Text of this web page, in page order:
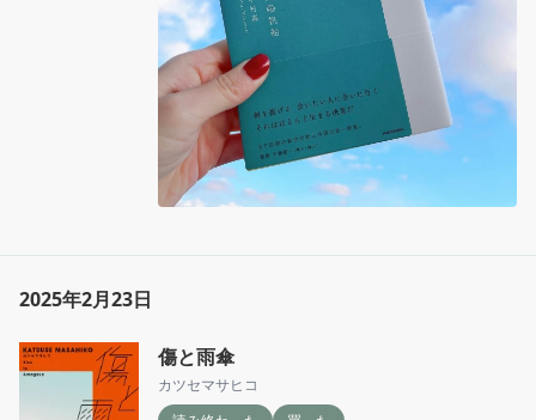
《天秤にあと少しだけ花びらが降ってきたなら
変わる人生》
《あなたにはガラスでいたい落としたり悲しか
ったら、きちんと割れる》
《たくさんの気持ちばかりで選べない「ありが
とう」って最後の言葉》
《何もかも失えるほど持ってない忘れるほども
覚えていない》
2025年2月23日
傷と雨傘
カツセマサヒコ